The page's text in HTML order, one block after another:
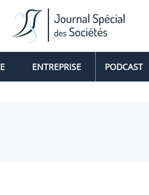
ENTREPRISE PODCAST